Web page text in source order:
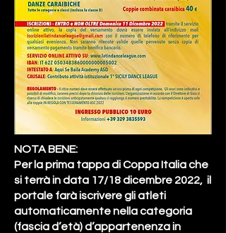
NOTA BENE:
Per la prima tappa di Coppa Italia che
si terrà in data 17/18 dicembre 2022, il
portale farà iscrivere gli atleti
automaticamente nella categoria
(fascia d’età) d’appartenenza in